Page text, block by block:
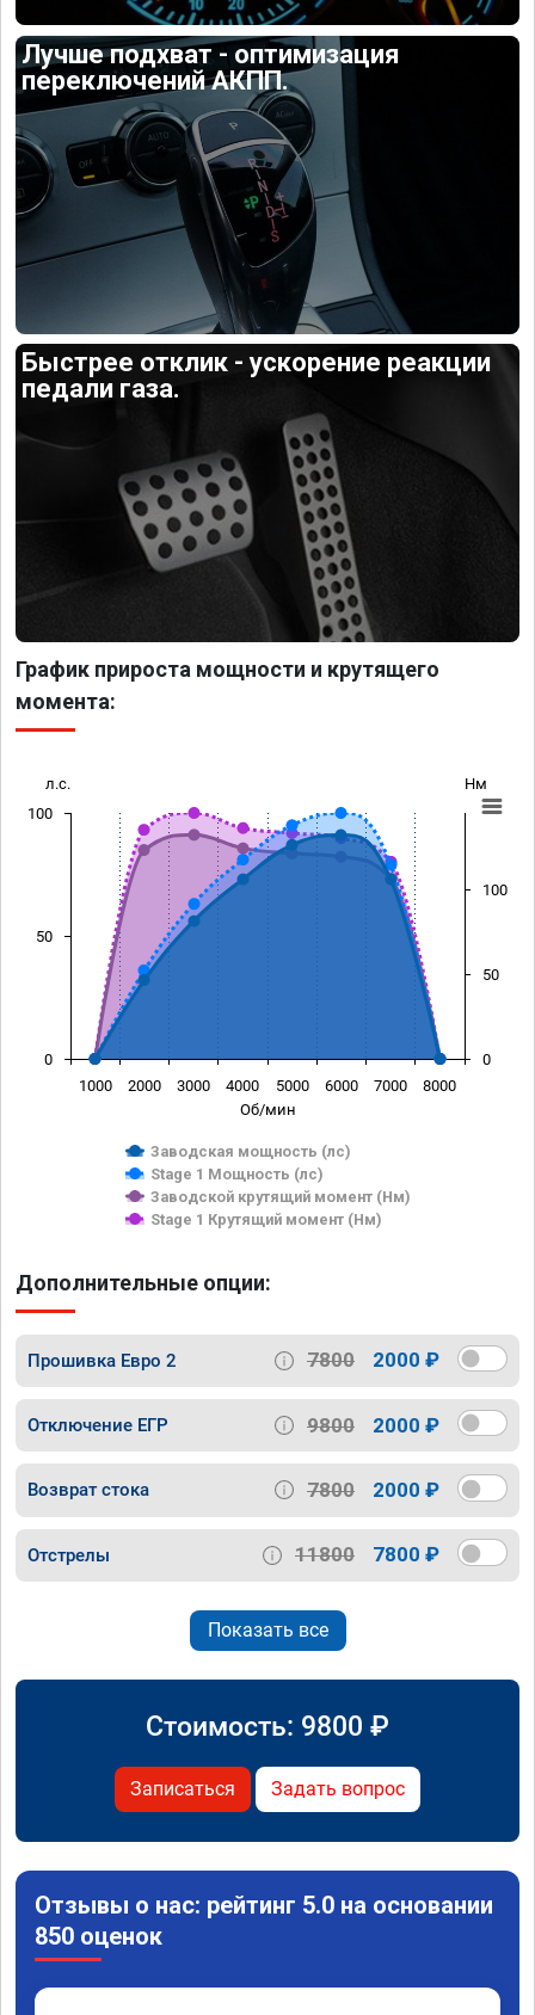
Лучше подхват - оптимизация
переключений АКПП.
Быстрее отклик - ускорение реакции
педали газа.
График прироста мощности и крутящего
момента:
Об/мин
л.с. Нм
Заводская мощность (лс)
Stage 1 Мощность (лс)
Заводской крутящий момент (Нм)
Stage 1 Крутящий момент (Нм)
1000 2000 3000 4000 5000 6000 7000 8000
0
50
100
0
50
100
Дополнительные опции:
Прошивка Евро 2 7800 2000 ₽
Отключение ЕГР 9800 2000 ₽
Возврат стока 7800 2000 ₽
Отстрелы 11800 7800 ₽
Показать все
Стоимость: 9800 ₽
Записаться Задать вопрос
Отзывы о нас: рейтинг 5.0 на основании
850 оценок